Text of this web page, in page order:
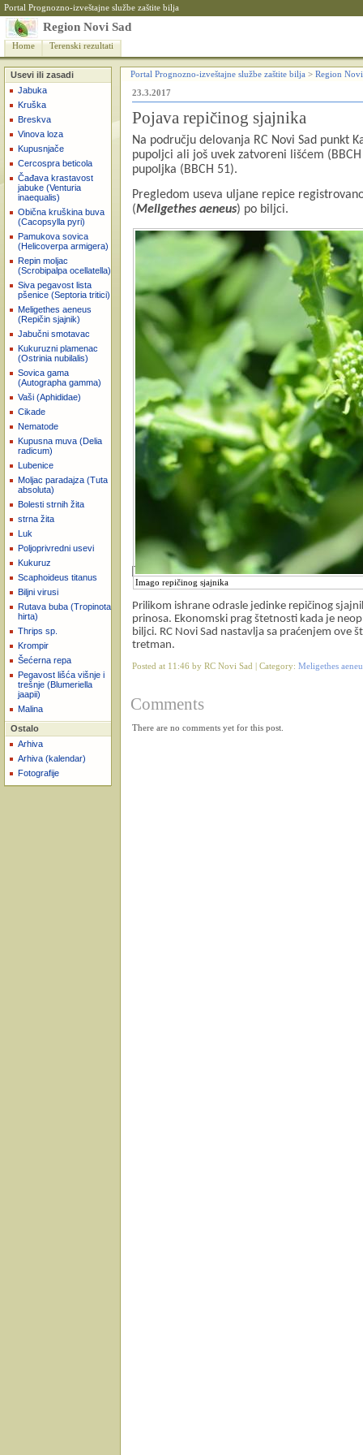
Portal Prognozno-izveštajne službe zaštite bilja
Region Novi Sad
Home Terenski rezultati
Usevi ili zasadi
Jabuka
Kruška
Breskva
Vinova loza
Kupusnjače
Cercospra beticola
Čađava krastavost
jabuke (Venturia
inaequalis)
Obična kruškina buva
(Cacopsylla pyri)
Pamukova sovica
(Helicoverpa armigera)
Repin moljac
(Scrobipalpa ocellatella)
Siva pegavost lista
pšenice (Septoria tritici)
Meligethes aeneus
(Repičin sjajnik)
Jabučni smotavac
Kukuruzni plamenac
(Ostrinia nubilalis)
Sovica gama
(Autographa gamma)
Vaši (Aphididae)
Cikade
Nematode
Kupusna muva (Delia
radicum)
Lubenice
Moljac paradajza (Tuta
absoluta)
Bolesti strnih žita
strna žita
Luk
Poljoprivredni usevi
Kukuruz
Scaphoideus titanus
Biljni virusi
Rutava buba (Tropinota
hirta)
Thrips sp.
Krompir
Šećerna repa
Pegavost lišća višnje i
trešnje (Blumeriella
jaapii)
Malina
Ostalo
Arhiva
Arhiva (kalendar)
Fotografije
Portal Prognozno-izveštajne službe zaštite bilja > Region
23.3.2017
Pojava repičinog sjajnika
Na području delovanja RC Novi Sad punkt
pupoljci ali još uvek zatvoreni lišćem
pupoljka (BBCH 51).
Pregledom useva uljane repice
(Meligethes aeneus) po biljci.
Imago repičinog sjajnika
Prilikom ishrane odrasle jedinke repičinog
prinosa. Ekonomski prag štetnosti kada je
biljci. RC Novi Sad nastavlja sa praćenjem ove
tretman.
Posted at 11:46 by RC Novi Sad | Category: Meligethes
Comments
There are no comments yet for this post.